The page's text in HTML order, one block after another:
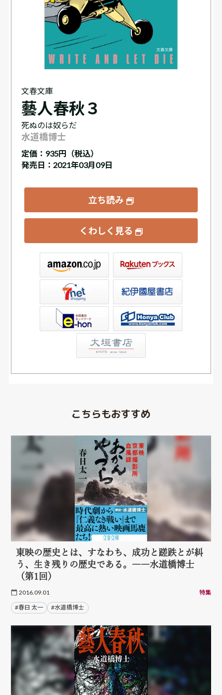
文春文庫
藝人春秋３
死ぬのは奴らだ
水道橋博士
定価： 935円（税込）
発売日：2021年03月09日
立ち読み
くわしく見る
書店ウェブストア
こちらもおすすめ
東映の歴史とは、すなわち、成功と蹉跌とが糾
う、生き残りの歴史である。――水道橋博士
（第1回）
2016.09.01 特集
#春日 太一 #水道橋博士